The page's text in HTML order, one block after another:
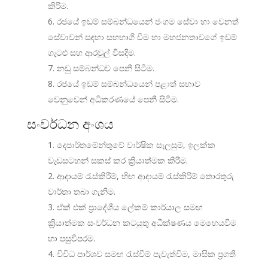
කිරිම.
රජයේ ඉඩම් සම්බන්ධයෙන් ජංගම සේවා හා වෙනත්
සේවාවන් සඳහා සහභාගී වීම හා මහජනතාවගේ ඉඩම්
ගැටළු සහ ආරවුල් විසදිම.
නඩු සම්බන්ධව පෙනී සිටීම.
රජයේ ඉඩම් සම්බන්ධයෙන් පළාත් සභාව
වෙනුවෙන් අධිකරණයේ පෙනී සිටිම.
සංවර්ධන අංශය
දෙපාර්තමේන්තුවේ වාර්ෂික සැලසුම්, ඉලක්ක
වැඩසටහන් සකස් කර ක්‍රියාත්මක කිරිම.
ආදායම් රැස්කිරීම්, හිඟ ආදායම් රැස්කිරිම් තොරතුරු
වාර්තා තබා ගැනිම.
ඒක් එක් ප්‍රාදේශීය ලේකම් කාර්යාල සමඟ
ක්‍රියාත්මක සංවර්ධන කටයුතු අධීක්ෂණය මෙහෙයවීම
හා පසුවිපරම.
විවිධ පාර්ශව සමඟ රැස්වීම් පැවැත්විම, මාසික ප්‍රගති